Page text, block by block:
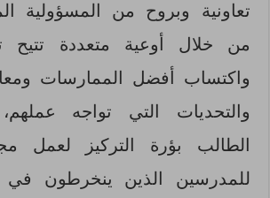
تعاونية وبروح من المسؤولية
من خلال أوعية متعددة تتيح
واكتساب أفضل الممارسات
والتحديات التي تواجه
الطالب بؤرة التركيز لعمل
للمدرسين الذين ينخرطون في